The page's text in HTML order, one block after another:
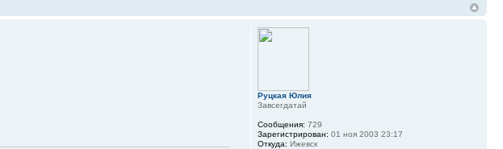
Руцкая Юлия
Завсегдатай
Сообщения: 729
Зарегистрирован: 01 ноя 2003 23:17
Откуда: Ижевск